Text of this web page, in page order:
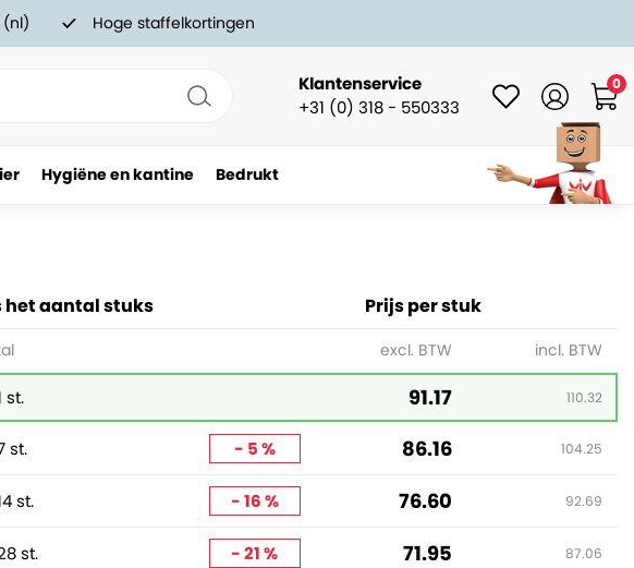
(nl) Hoge staffelkortingen
Klantenservice
+31 (0) 318 - 550333
0
Hygiëne en kantine Bedrukt
het aantal stuks Prijs per stuk
excl. BTW incl. BTW
st. 91.17 110.32
st. - 5 % 86.16 104.25
st. - 16 % 76.60 92.69
st. - 21 % 71.95 87.06